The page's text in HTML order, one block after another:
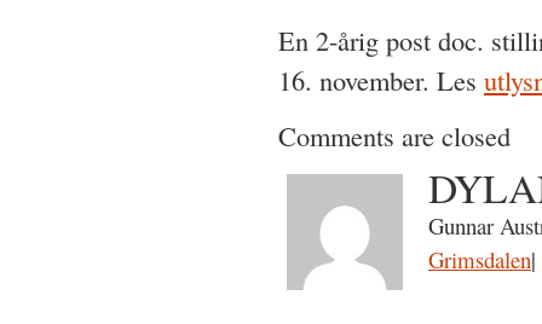
En 2-årig post doc.
16. november. Les
Comments are closed
Gunnar
Grimsdalen|